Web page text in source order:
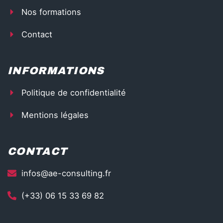
h
tNos formations
Contact
INFORMATIONS
Politique de confidentialité
Mentions légales
CONTACT
infos@ae-consulting.fr
(+33) 06 15 33 69 82